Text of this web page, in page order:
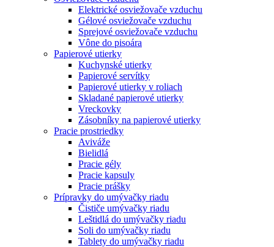
Elektrické osviežovače vzduchu
Gélové osviežovače vzduchu
Sprejové osviežovače vzduchu
Vône do pisoára
Papierové utierky
Kuchynské utierky
Papierové servítky
Papierové utierky v roliach
Skladané papierové utierky
Vreckovky
Zásobníky na papierové utierky
Pracie prostriedky
Aviváže
Bielidlá
Pracie gély
Pracie kapsuly
Pracie prášky
Prípravky do umývačky riadu
Čističe umývačky riadu
Leštidlá do umývačky riadu
Soli do umývačky riadu
Tablety do umývačky riadu